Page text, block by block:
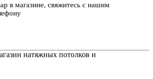
в магазине, свяжитесь с нашим
натяжных потолков и